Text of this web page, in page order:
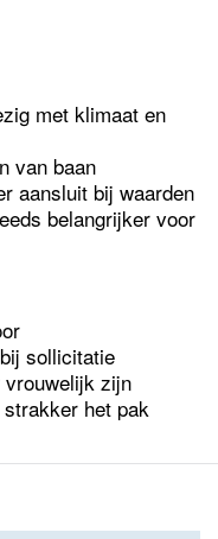
met klimaat en
van baan
aansluit bij waarden
belangrijker voor
sollicitatie
vrouwelijk zijn
het pak